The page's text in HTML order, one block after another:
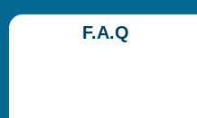
F.A.Q